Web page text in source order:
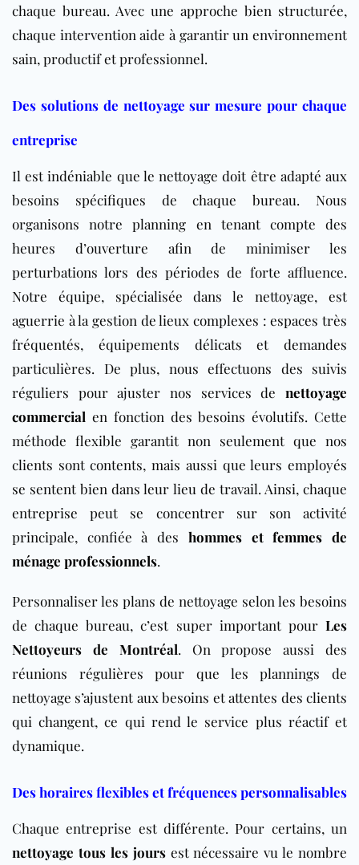
chaque bureau. Avec une approche bien structurée,
chaque intervention aide à garantir un environnement
sain, productif et professionnel.
Des solutions de nettoyage sur mesure pour chaque
entreprise
Il est indéniable que le nettoyage doit être adapté aux
besoins spécifiques de chaque bureau. Nous
organisons notre planning en tenant compte des
heures d’ouverture afin de minimiser les
perturbations lors des périodes de forte affluence.
Notre équipe, spécialisée dans le nettoyage, est
aguerrie à la gestion de lieux complexes : espaces très
fréquentés, équipements délicats et demandes
particulières. De plus, nous effectuons des suivis
réguliers pour ajuster nos services de nettoyage
commercial en fonction des besoins évolutifs. Cette
méthode flexible garantit non seulement que nos
clients sont contents, mais aussi que leurs employés
se sentent bien dans leur lieu de travail. Ainsi, chaque
entreprise peut se concentrer sur son activité
principale, confiée à des hommes et femmes de
ménage professionnels.
Personnaliser les plans de nettoyage selon les besoins
de chaque bureau, c’est super important pour Les
Nettoyeurs de Montréal. On propose aussi des
réunions régulières pour que les plannings de
nettoyage s’ajustent aux besoins et attentes des clients
qui changent, ce qui rend le service plus réactif et
dynamique.
Des horaires flexibles et fréquences personnalisables
Chaque entreprise est différente. Pour certains, un
nettoyage tous les joursest nécessaire vu le nombre